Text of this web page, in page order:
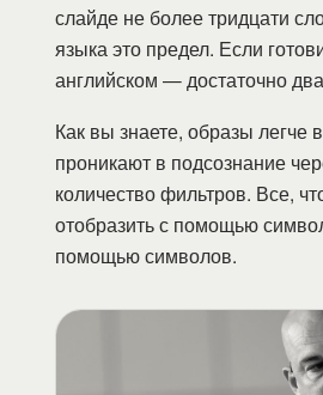
слайде не более тридцати
языка это предел. Если
английском — достаточно
Как вы знаете, образы легче
проникают в подсознание
количество фильтров. Все,
отобразить с помощью
помощью символов.